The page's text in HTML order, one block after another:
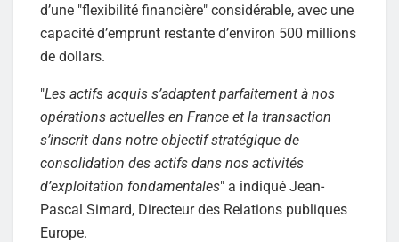
d’une "flexibilité financière" considérable, avec une
capacité d’emprunt restante d’environ 500 millions
de dollars.
"Les actifs acquis s’adaptent parfaitement à nos
opérations actuelles en France et la transaction
s’inscrit dans notre objectif stratégique de
consolidation des actifs dans nos activités
d’exploitation fondamentales" a indiqué Jean-
Pascal Simard, Directeur des Relations publiques
Europe.